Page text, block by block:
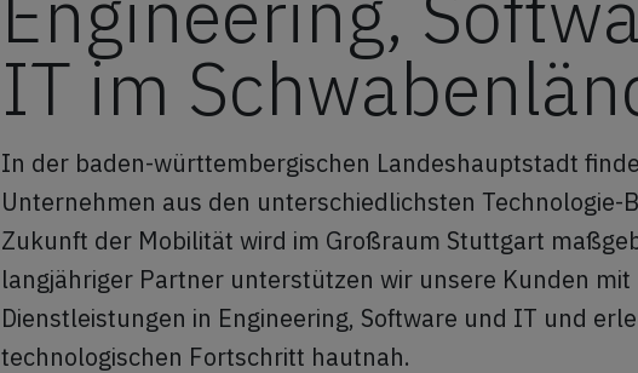
IT im
In der baden-württembergischen Landeshauptstadt
Unternehmen aus den unterschiedlichsten Technologie-
Zukunft der Mobilität wird im Großraum Stuttgart
langjähriger Partner unterstützen wir unsere Kunden mit
Dienstleistungen in Engineering, Software und IT und
technologischen Fortschritt hautnah.